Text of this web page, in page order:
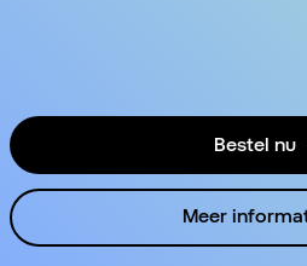
Bestel nu
Meer